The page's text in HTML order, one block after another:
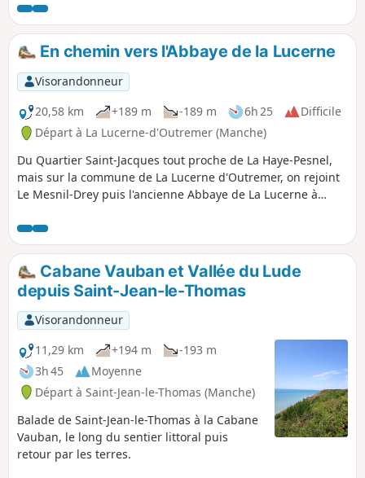
nommé Lerra Fluvius, le Couesnon prend sa source dans la
commune de Saint-Pierre-des-Landes en Mayenne, à la
Fontaine de Couesnette à 200 mètres au-dessus du niveau
de la mer. Le Couesnon est canalisé en 1867, les bateaux
remontent le fleuve jusqu'au port de Pontorson. Le premier
barrage édifié en 1969 avait pour objectif de stopper la
remontée de la marée dans le lit du fleuve, qui à forts
coefficients provoquaient des inondations. Il est démoli en
2008 et remplacé par le Barrage du Couesnon dans le cadre
de l'opération de rétablissement du caractère maritime du
Mont-Saint-Michel.
En chemin vers l'Abbaye de la Lucerne
Visorandonneur
20,58 km
+189 m -189 m 6h 25
Difficile
Départ à La Lucerne-d'Outremer (Manche)
Du Quartier Saint-Jacques tout proche de La Haye-Pesnel,
mais sur la commune de La Lucerne d'Outremer, on rejoint
Le Mesnil-Drey puis l'ancienne Abbaye de La Lucerne à
bocage de La Rochelle-Normande, on retrouve le parking
du Pelotin sur l'emplacement de l'ancienne gare.
Cabane Vauban et Vallée du Lude
depuis Saint-Jean-le-Thomas
Visorandonneur
11,29 km
+194 m
-193 m
3h 45
Moyenne
Départ à Saint-Jean-le-Thomas (Manche)
Balade de Saint-Jean-le-Thomas à la Cabane
Vauban, le long du sentier littoral puis
retour par les terres.